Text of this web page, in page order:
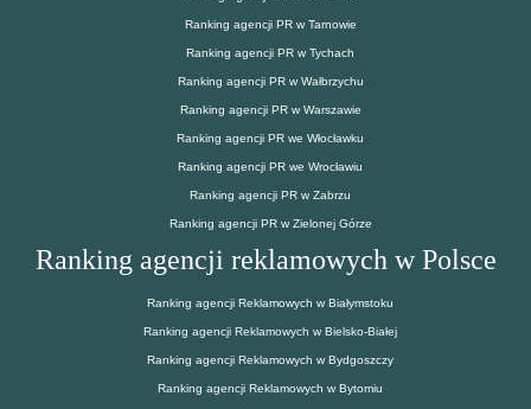
Ranking agencji PR w Tarnowie
Ranking agencji PR w Tychach
Ranking agencji PR w Wałbrzychu
Ranking agencji PR w Warszawie
Ranking agencji PR we Włocławku
Ranking agencji PR we Wrocławiu
Ranking agencji PR w Zabrzu
Ranking agencji PR w Zielonej Górze
Ranking agencji reklamowych w Polsce
Ranking agencji Reklamowych w Białymstoku
Ranking agencji Reklamowych w Bielsko-Białej
Ranking agencji Reklamowych w Bydgoszczy
Ranking agencji Reklamowych w Bytomiu